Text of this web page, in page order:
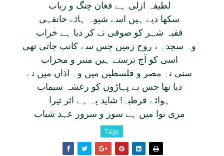
لطيفہ ازلی ہے فغان چنگ و رباب
سکھا ديے ہيں اسے شيوہ ہائے خانقہی
فقيہ شہر کو صوفی نے کر ديا ہے خراب
وہ سجدہ ، روح زميں جس سے کانپ جاتی تھی
اسی کو آج ترستے ہيں منبر و محراب
سنی نہ مصر و فلسطيں ميں وہ اذاں ميں نے
ديا تھا جس نے پہاڑوں کو رعشہ سيماب
ہوائے قرطبہ! شايد يہ ہے اثر تيرا
مری نوا ميں ہے سوز و سرور عہد شباب
Tags